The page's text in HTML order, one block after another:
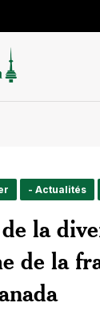
- Actualités
la
de la